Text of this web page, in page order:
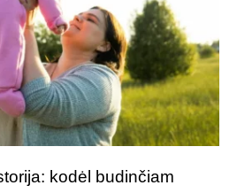
kodėl budinčiam